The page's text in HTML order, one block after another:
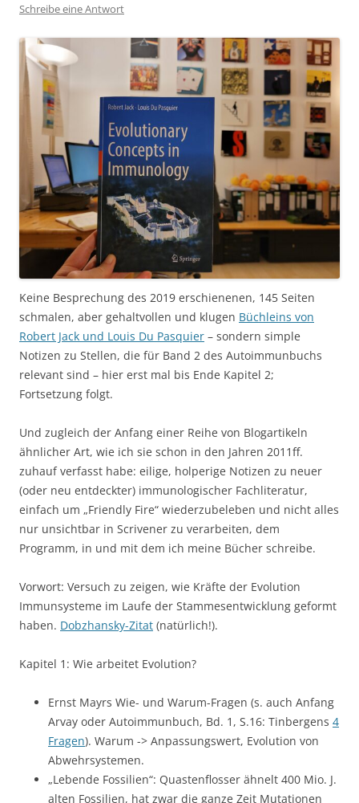
Schreibe eine Antwort
Keine Besprechung des 2019 erschienenen, 145 Seiten
schmalen, aber gehaltvollen und klugen Büchleins von
Robert Jack und Louis Du Pasquier – sondern simple
Notizen zu Stellen, die für Band 2 des Autoimmunbuchs
relevant sind – hier erst mal bis Ende Kapitel 2;
Fortsetzung folgt.
Und zugleich der Anfang einer Reihe von Blogartikeln
ähnlicher Art, wie ich sie schon in den Jahren 2011ff.
zuhauf verfasst habe: eilige, holperige Notizen zu neuer
(oder neu entdeckter) immunologischer Fachliteratur,
einfach um „Friendly Fire“ wiederzubeleben und nicht alles
nur unsichtbar in Scrivener zu verarbeiten, dem
Programm, in und mit dem ich meine Bücher schreibe.
Vorwort: Versuch zu zeigen, wie Kräfte der Evolution
Immunsysteme im Laufe der Stammesentwicklung geformt
haben. Dobzhansky-Zitat (natürlich!).
Kapitel 1: Wie arbeitet Evolution?
Ernst Mayrs Wie- und Warum-Fragen (s. auch Anfang
Arvay oder Autoimmunbuch, Bd. 1, S.16: Tinbergens 4
Fragen). Warum -> Anpassungswert, Evolution von
Abwehrsystemen.
„Lebende Fossilien“: Quastenflosser ähnelt 400 Mio. J.
alten Fossilien, hat zwar die ganze Zeit Mutationen